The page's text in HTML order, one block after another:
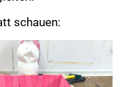
schauen: